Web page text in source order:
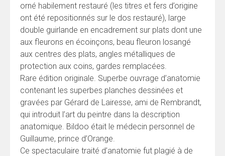
orné habilement restauré (les titres et fers d’origine
ont été repositionnés sur le dos restauré), large
double guirlande en encadrement sur plats dont une
aux fleurons en écoinçons, beau fleuron losangé
aux centres des plats, angles métalliques de
protection aux coins, gardes remplacées.
Rare édition originale. Superbe ouvrage d’anatomie
contenant les superbes planches dessinées et
gravées par Gérard de Lairesse, ami de Rembrandt,
qui introduit l’art du peintre dans la description
anatomique. Bildoo était le médecin personnel de
Guillaume, prince d’Orange.
Ce spectaculaire traité d’anatomie fut plagié à de